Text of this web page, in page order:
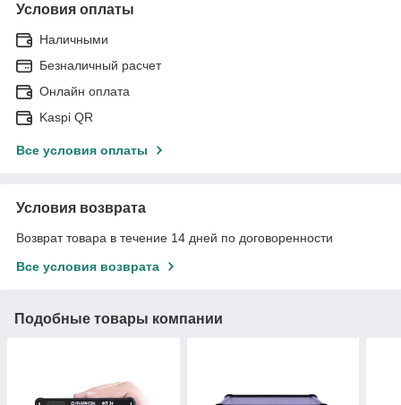
Условия оплаты
Наличными
Безналичный расчет
Онлайн оплата
Kaspi QR
Все условия оплаты
Условия возврата
Возврат товара в течение 14 дней по договоренности
Все условия возврата
Подобные товары компании